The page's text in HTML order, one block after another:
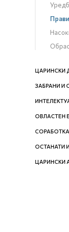
ЦАРИНСКИ
ЗАБРАНИ И
ОВЛАСТЕН
ОСТАНАТИ
ЦАРИНСКИ